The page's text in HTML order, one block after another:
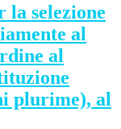
la selezione
al
al
plurime), al